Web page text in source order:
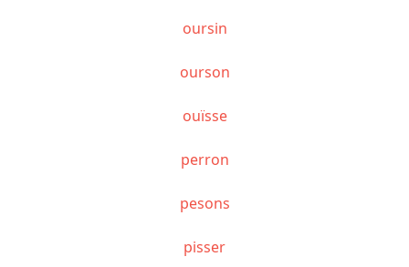
oursin
ourson
ouïsse
perron
pesons
pisser